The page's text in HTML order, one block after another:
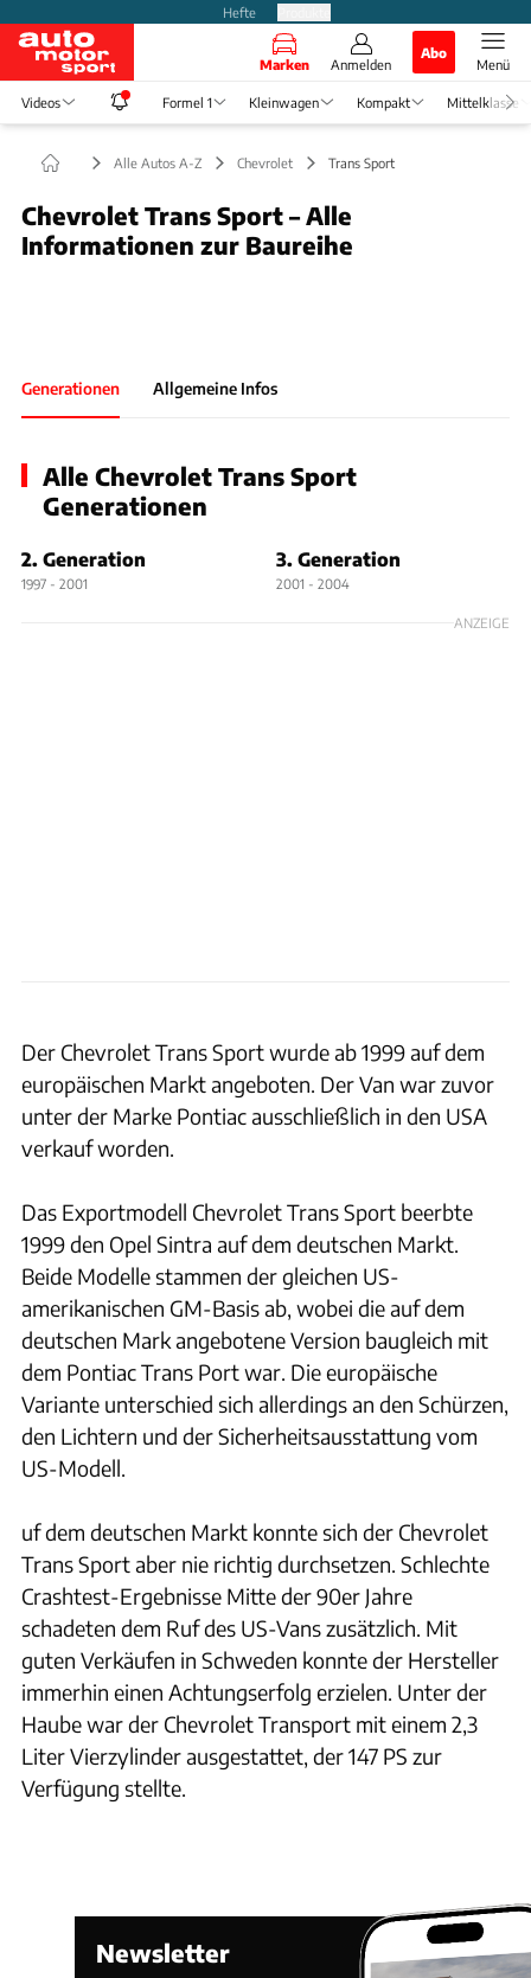
Hefte
Marken Anmelden
Abo
Menü
Videos Formel 1 Kleinwagen Kompakt Mittelklasse
Alle Autos A-Z Chevrolet Trans Sport
Chevrolet Trans Sport – Alle
Informationen zur BaureiheFoto: Bild-Archiv
Generationen Allgemeine Infos
Alle Chevrolet Trans Sport
Generationen
2. Generation
1997 - 2001
3. Generation
2001 - 2004
ANZEIGE
Der Chevrolet Trans Sport wurde ab 1999 auf dem
europäischen Markt angeboten. Der Van war zuvor
unter der Marke Pontiac ausschließlich in den USA
verkauf worden.
Das Exportmodell Chevrolet Trans Sport beerbte
1999 den Opel Sintra auf dem deutschen Markt.
Beide Modelle stammen der gleichen US-
amerikanischen GM-Basis ab, wobei die auf dem
deutschen Mark angebotene Version baugleich mit
dem Pontiac Trans Port war. Die europäische
Variante unterschied sich allerdings an den Schürzen,
den Lichtern und der Sicherheitsausstattung vom
US-Modell.
uf dem deutschen Markt konnte sich der Chevrolet
Trans Sport aber nie richtig durchsetzen. Schlechte
Crashtest-Ergebnisse Mitte der 90er Jahre
schadeten dem Ruf des US-Vans zusätzlich. Mit
guten Verkäufen in Schweden konnte der Hersteller
immerhin einen Achtungserfolg erzielen. Unter der
Haube war der Chevrolet Transport mit einem 2,3
Liter Vierzylinder ausgestattet, der 147 PS zur
Verfügung stellte.
Newsletter